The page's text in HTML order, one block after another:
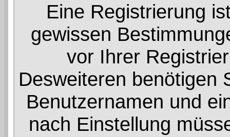
Eine Registrierung
gewissen
vor Ihrer
Desweiteren benötigen
Benutzernamen und
nach Einstellung